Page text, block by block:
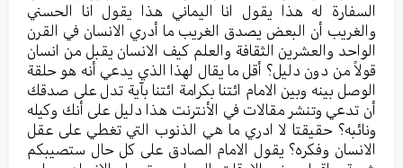
السفارة له هذا يقول انا اليماني هذا يقول انا الحسني
والغريب أن البعض يصدق الغريب ما أدري الانسان في القرن
الواحد والعشرين الثقافة والعلم كيف الانسان يقبل من انسان
قولاً من دون دليل؟ أقل ما يقال لهذا الذي يدعي أنه هو حلقة
الوصل بينه وبين الامام ائتنا بكرامة ائتنا بآية تدل على صدقك
أن تدعي وتنشر مقالات في الأنترنت هذا دليل على أنك وكيله
ونائبه؟ حقيقتا لا ادري ما هي الذنوب التي تغطي على عقل
الانسان وفكره؟ يقول الامام الصادق على كل حال ستصيبكم